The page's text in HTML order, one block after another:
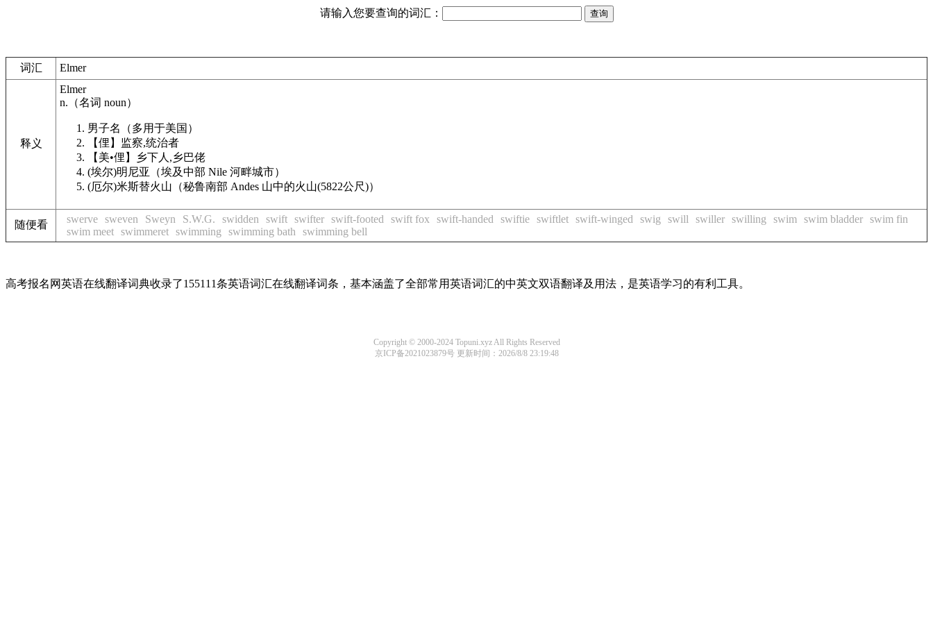
请输入您要查询的词汇：
词汇 Elmer
释义
Elmer
n. （名词 noun）
男子名（多用于美国）
【俚】 监察,统治者
【美•俚】
乡下人,乡巴佬
(埃尔)明尼亚（埃及中部 Nile 河畔城市）
(厄尔)米斯替火山（秘鲁南部 Andes 山中的火山(5822公尺)）
随便看 swerve sweven Sweyn S.W.G. swidden swift swifter swift-footed swift fox swift-handed swiftie swiftlet swift-winged swig swill swiller swilling swim swim bladder swim fin
swim meet swimmeret swimming swimming bath swimming bell
高考报名网英语在线翻译词典收录了155111条英语词汇在线翻译词条，基本涵盖了全部常用英语词汇的中英文双语翻译及用法，是英语学习的有利工具。
Copyright © 2000-2024 Topuni.xyz All Rights Reserved
京ICP备2021023879号更新时间：2026/8/8 23:19:48